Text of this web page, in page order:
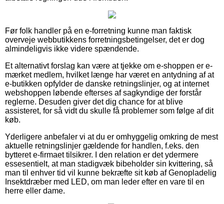
Før folk handler på en e-forretning kunne man faktisk
overveje webbutikkens forretningsbetingelser, det er dog
almindeligvis ikke videre spændende.
Et alternativt forslag kan være at tjekke om e-shoppen er e-
mærket medlem, hvilket længe har været en antydning af at
e-butikken opfylder de danske retningslinjer, og at internet
webshoppen løbende efterses af sagkyndige der forstår
reglerne. Desuden giver det dig chance for at blive
assisteret, for så vidt du skulle få problemer som følge af dit
køb.
Yderligere anbefaler vi at du er omhyggelig omkring de mest
aktuelle retningslinjer gældende for handlen, f.eks. den
bytteret e-firmaet tilsikrer. I den relation er det ydermere
essesentielt, at man stadigvæk bibeholder sin kvittering, så
man til enhver tid vil kunne bekræfte sit køb af Genopladelig
Insektdræber med LED, om man leder efter en vare til en
herre eller dame.